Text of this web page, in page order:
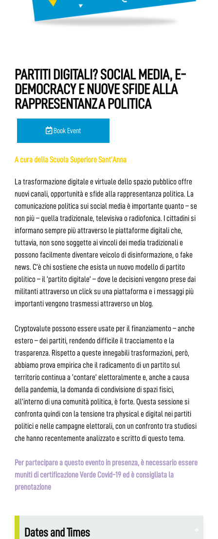
PARTITI DIGITALI? SOCIAL MEDIA, E-
DEMOCRACY E NUOVE SFIDE ALLA
RAPPRESENTANZA POLITICA
Book Event
A cura della Scuola Superiore Sant’Anna
La trasformazione digitale e virtuale dello spazio pubblico offre
nuovi canali, opportunità e sfide alla rappresentanza politica. La
comunicazione politica sui social media è importante quanto – se
non più – quella tradizionale, televisiva o radiofonica. I cittadini si
informano sempre più attraverso le piattaforme digitali che,
tuttavia, non sono soggette ai vincoli dei media tradizionali e
possono facilmente diventare veicolo di disinformazione, o fake
news. C’è chi sostiene che esista un nuovo modello di partito
politico – il ‘partito digitale’ – dove le decisioni vengono prese dai
militanti attraverso un click su una piattaforma e i messaggi più
importanti vengono trasmessi attraverso un blog.
Cryptovalute possono essere usate per il finanziamento – anche
estero – dei partiti, rendendo difficile il tracciamento e la
trasparenza. Rispetto a queste innegabili trasformazioni, però,
abbiamo prova empirica che il radicamento di un partito sul
territorio continua a ‘contare’ elettoralmente e, anche a causa
della pandemia, la domanda di condivisione di spazi fisici,
all’interno di una comunità politica, è forte. Questa sessione si
confronta quindi con la tensione tra physical e digital nei partiti
politici e nelle campagne elettorali, con un confronto tra studiosi
che hanno recentemente analizzato e scritto di questo tema.
Per partecipare a questo evento in presenza, è necessario essere
muniti di certificazione Verde Covid-19 ed è consigliata la
prenotazione
Dates and Times